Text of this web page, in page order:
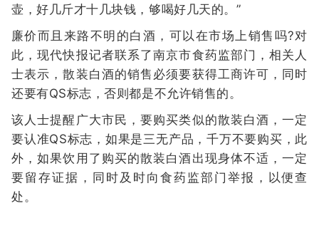
壶，好几斤才十几块钱，够喝好几天的。”
廉价而且来路不明的白酒，可以在市场上销售吗?对
此，现代快报记者联系了南京市食药监部门，相关人
士表示，散装白酒的销售必须要获得工商许可，同时
还要有QS标志，否则都是不允许销售的。
该人士提醒广大市民，要购买类似的散装白酒，一定
要认准QS标志，如果是三无产品，千万不要购买，此
外，如果饮用了购买的散装白酒出现身体不适，一定
要留存证据，同时及时向食药监部门举报，以便查
处。